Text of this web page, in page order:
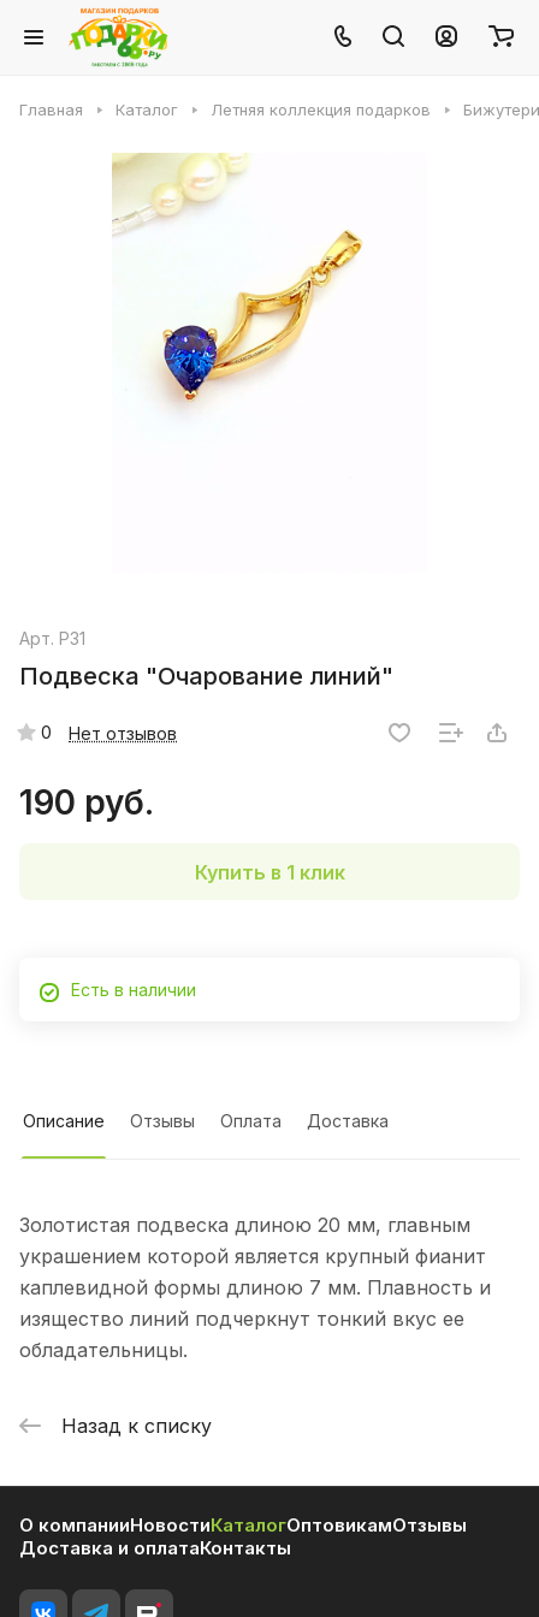
Главная Каталог Летняя коллекция подарков
Арт. P31
Подвеска "Очарование линий"
0 Нет отзывов
190 руб.
Купить в 1 клик
Есть в наличии
Описание Отзывы Оплата Доставка
Золотистая подвеска длиною 20 мм, главным
украшением которой является крупный фианит
каплевидной формы длиною 7 мм. Плавность и
изящество линий подчеркнут тонкий вкус ее
обладательницы.
Назад к списку
О компанииНовостиКаталогОптовикамОтзывы
Доставка и оплатаКонтакты